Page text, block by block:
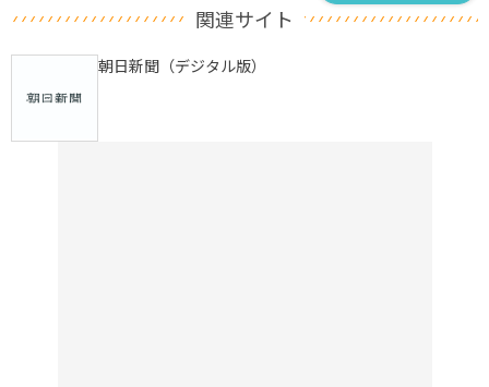
関連サイト
朝日新聞（デジタル版）